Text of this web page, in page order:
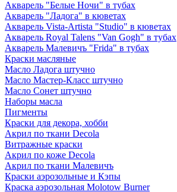
Акварель "Белые Ночи" в тубах
Акварель "Ладога" в кюветах
Акварель Vista-Artista "Studio" в кюветах
Акварель Royal Talens "Van Gogh" в тубах
Акварель Малевичъ "Frida" в тубах
Краски масляные
Масло Ладога штучно
Масло Мастер-Класс штучно
Масло Сонет штучно
Наборы масла
Пигменты
Краски для декора, хобби
Акрил по ткани Decola
Витражные краски
Акрил по коже Decola
Акрил по ткани Малевичъ
Краски аэрозольные и Кэпы
Краска аэрозольная Molotow Burner